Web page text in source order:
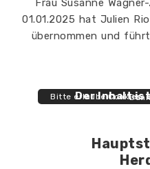
Frau Susanne
01.01.2025 hat Julien
übernommen und
Der InhaltBitte erlaube